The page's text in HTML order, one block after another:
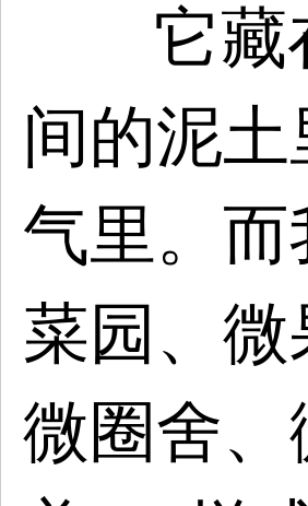
它藏
间的泥
气里。
菜园、
微圈舍、